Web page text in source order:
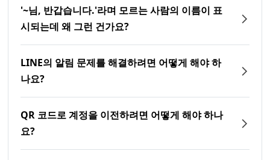
'~님, 반갑습니다.'라며 모르는 사람의 이름이 표
시되는데 왜 그런 건가요?
LINE의 알림 문제를 해결하려면 어떻게 해야 하
나요?
QR 코드로 계정을 이전하려면 어떻게 해야 하나
요?